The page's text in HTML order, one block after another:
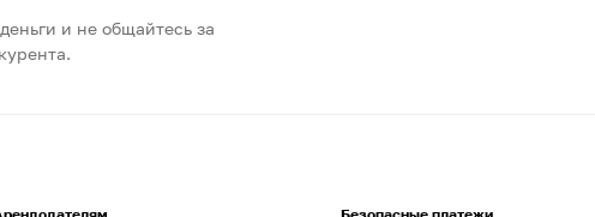
и не общайтесь за